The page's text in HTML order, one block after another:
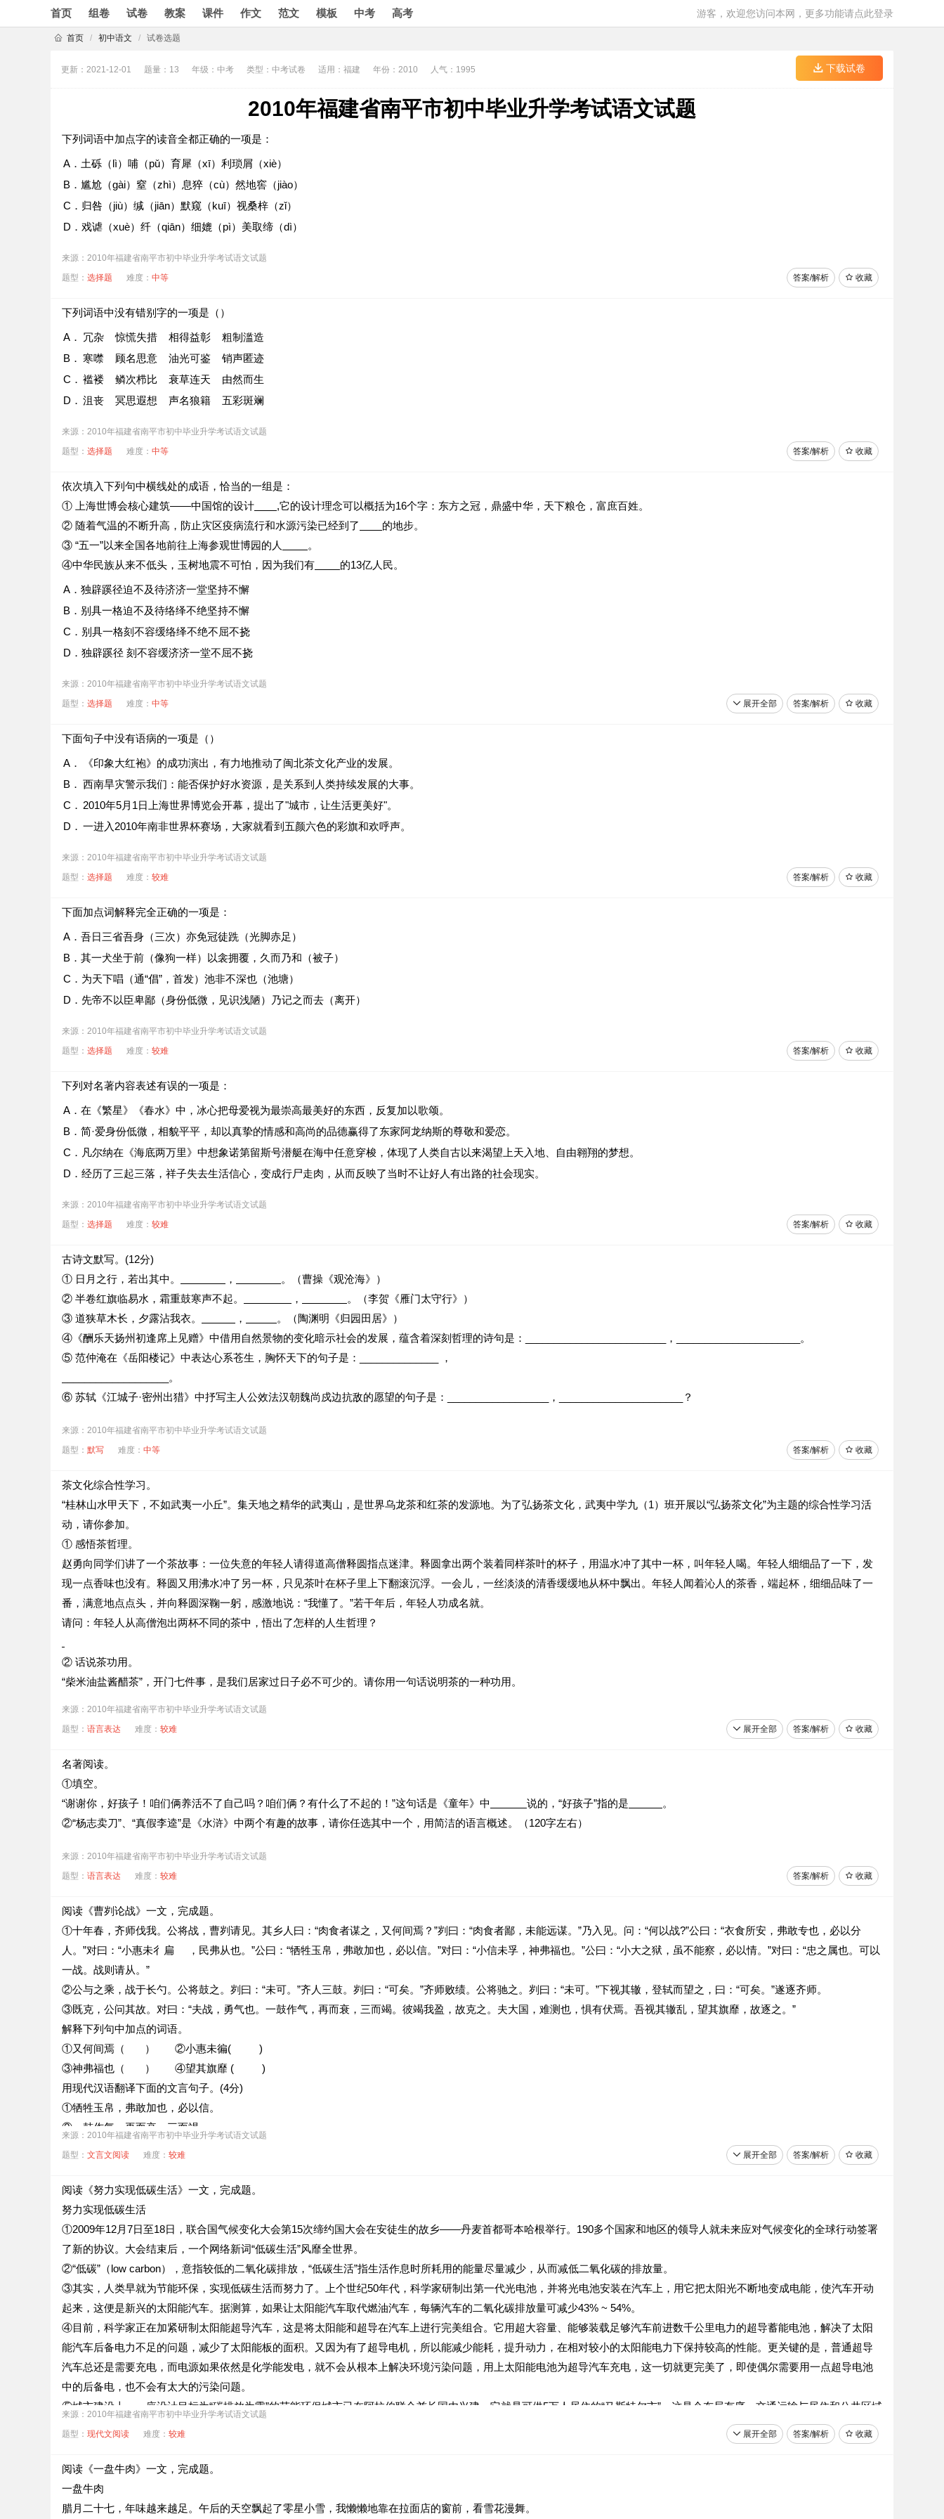
首页 组卷 试卷 教案 课件 作文 范文 模板 中考 高考 游客，欢迎您访问本网，更多功能请点此登录
首页 / 初中语文 / 试卷选题
更新：2021-12-01 题量：13 年级：中考 类型：中考试卷 适用：福建 年份：2010 人气：1995 下载试卷
2010年福建省南平市初中毕业升学考试语文试题
下列词语中加点字的读音全都正确的一项是：
A．土砾（lì）哺（pǔ）育犀（xī）利琐屑（xiè）
B．尴尬（ɡài）窒（zhì）息猝（cù）然地窖（jiào）
C．归咎（jiù）缄（jiān）默窥（kuī）视桑梓（zǐ）
D．戏谑（xuè）纤（qiān）细媲（pì）美取缔（dì）
来源：2010年福建省南平市初中毕业升学考试语文试题
题型： 选择题 难度： 中等 收藏
答案/解析
下列词语中没有错别字的一项是（ ）
A． 冗杂 惊慌失措 相得益彰 粗制滥造
B． 寒噤 顾名思意 油光可鉴 销声匿迹
C． 褴褛 鳞次栉比 衰草连天 由然而生
D． 沮丧 冥思遐想 声名狼籍 五彩斑斓
来源：2010年福建省南平市初中毕业升学考试语文试题
题型： 选择题 难度： 中等 收藏
答案/解析
依次填入下列句中横线处的成语，恰当的一组是：
① 上海世博会核心建筑——中国馆的设计
,它的设计理念可以概括为16个字：东方之冠，鼎盛中华，天下粮仓，富庶百姓。
② 随着气温的不断升高，防止灾区疫病流行和水源污染已经到了
的地步。
③ “五一”以来全国各地前往上海参观世博园的人
。
④中华民族从来不低头，玉树地震不可怕，因为我们有
的13亿人民。
A．独辟蹊径迫不及待济济一堂坚持不懈
B．别具一格迫不及待络绎不绝坚持不懈
C．别具一格刻不容缓络绎不绝不屈不挠
D．独辟蹊径 刻不容缓济济一堂不屈不挠
来源：2010年福建省南平市初中毕业升学考试语文试题
题型： 选择题 难度： 中等 收藏
答案/解析
展开全部
下面句子中没有语病的一项是（ ）
A．
《印象大红袍》的成功演出，有力地推动了闽北茶文化产业的发展。
B． 西南旱灾警示我们：能否保护好水资源，是关系到人类持续发展的大事。
C． 2010年5月1日上海世界博览会开幕，提出了"城市，让生活更美好"。
D． 一进入2010年南非世界杯赛场，大家就看到五颜六色的彩旗和欢呼声。
来源：2010年福建省南平市初中毕业升学考试语文试题
题型： 选择题 难度： 较难 收藏
答案/解析
下面加点词解释完全正确的一项是：
A．吾日三省吾身（三次）亦免冠徒跣（光脚赤足）
B．其一犬坐于前（像狗一样）以衾拥覆，久而乃和（被子）
C．为天下唱（通“倡”，首发）池非不深也（池塘）
D．先帝不以臣卑鄙（身份低微，见识浅陋）乃记之而去（离开）
来源：2010年福建省南平市初中毕业升学考试语文试题
题型： 选择题 难度： 较难 收藏
答案/解析
下列对名著内容表述有误的一项是：
A．在《繁星》《春水》中，冰心把母爱视为最崇高最美好的东西，反复加以歌颂。
B．简·爱身份低微，相貌平平，却以真挚的情感和高尚的品德赢得了东家阿龙纳斯的尊敬和爱恋。
C．凡尔纳在《海底两万里》中想象诺第留斯号潜艇在海中任意穿梭，体现了人类自古以来渴望上天入地、自由翱翔的梦想。
D．经历了三起三落，祥子失去生活信心，变成行尸走肉，从而反映了当时不让好人有出路的社会现实。
来源：2010年福建省南平市初中毕业升学考试语文试题
题型： 选择题 难度： 较难 收藏
答案/解析
古诗文默写。(12分)
① 日月之行，若出其中。
，
。（曹操《观沧海》）
② 半卷红旗临易水，霜重鼓寒声不起。
，
。（李贺《雁门太守行》）
③ 道狭草木长，夕露沾我衣。
，
。（陶渊明《归园田居》）
④《酬乐天扬州初逢席上见赠》中借用自然景物的变化暗示社会的发展，蕴含着深刻哲理的诗句是：_________________________，______________________。
⑤ 范仲淹在《岳阳楼记》中表达心系苍生，胸怀天下的句子是：______________ ，
___________________。
⑥ 苏轼《江城子·密州出猎》中抒写主人公效法汉朝魏尚戍边抗敌的愿望的句子是：__________________，______________________？
来源：2010年福建省南平市初中毕业升学考试语文试题
题型： 默写 难度： 中等 收藏
答案/解析
茶文化综合性学习。
“桂林山水甲天下，不如武夷一小丘”。集天地之精华的武夷山，是世界乌龙茶和红茶的发源地。为了弘扬茶文化，武夷中学九（1）班开展以“弘扬茶文化”为主题的综合性学习活
动，请你参加。
① 感悟茶哲理。
赵勇向同学们讲了一个茶故事：一位失意的年轻人请得道高僧释圆指点迷津。释圆拿出两个装着同样茶叶的杯子，用温水冲了其中一杯，叫年轻人喝。年轻人细细品了一下，发
现一点香味也没有。释圆又用沸水冲了另一杯，只见茶叶在杯子里上下翻滚沉浮。一会儿，一丝淡淡的清香缓缓地从杯中飘出。年轻人闻着沁人的茶香，端起杯，细细品味了一
番，满意地点点头，并向释圆深鞠一躬，感激地说：“我懂了。”若干年后，年轻人功成名就。
请问：年轻人从高僧泡出两杯不同的茶中，悟出了怎样的人生哲理？
② 话说茶功用。
“柴米油盐酱醋茶”，开门七件事，是我们居家过日子必不可少的。请你用一句话说明茶的一种功用。
茶联是中华茶文化的一部分。有些茶联意味深长，值得一读，如“看《水浒》想喝大碗酒，读《红楼》思品小盏茶”。看《水浒》为什么想喝大碗酒？读《红楼梦》为什么思品小盏
茶？请你选择其中一个问题回答。
来源：2010年福建省南平市初中毕业升学考试语文试题
题型： 语言表达 难度： 较难 收藏
答案/解析
展开全部
名著阅读。
①填空。
“谢谢你，好孩子！咱们俩养活不了自己吗？咱们俩？有什么了不起的！”这句话是《童年》中
说的，“好孩子”指的是
。
②“杨志卖刀”、“真假李逵”是《水浒》中两个有趣的故事，请你任选其中一个，用简洁的语言概述。（120字左右）
来源：2010年福建省南平市初中毕业升学考试语文试题
题型： 语言表达 难度： 较难 收藏
答案/解析
阅读《曹刿论战》一文，完成题。
①十年春，齐师伐我。公将战，曹刿请见。其乡人曰：“肉食者谋之，又何间焉？”刿曰：“肉食者鄙，未能远谋。”乃入见。问：“何以战?”公曰：“衣食所安，弗敢专也，必以分
人。”对曰：“小惠未彳扁 ，民弗从也。”公曰：“牺牲玉帛，弗敢加也，必以信。”对曰：“小信未孚，神弗福也。”公曰：“小大之狱，虽不能察，必以情。”对曰：“忠之属也。可以
一战。战则请从。”
②公与之乘，战于长勺。公将鼓之。刿曰：“未可。”齐人三鼓。刿曰：“可矣。”齐师败绩。公将驰之。刿曰：“未可。”下视其辙，登轼而望之，曰：“可矣。”遂逐齐师。
③既克，公问其故。对曰：“夫战，勇气也。一鼓作气，再而衰，三而竭。彼竭我盈，故克之。夫大国，难测也，惧有伏焉。吾视其辙乱，望其旗靡，故逐之。”
解释下列句中加点的词语。
①又何间焉（ ） ②小惠未徧( )
③神弗福也（ ） ④望其旗靡 ( )
用现代汉语翻译下面的文言句子。(4分)
①牺牲玉帛，弗敢加也，必以信。
②一鼓作气，再而衰，三而竭。
来源：2010年福建省南平市初中毕业升学考试语文试题
题型： 文言文阅读 难度： 较难 收藏
答案/解析
展开全部
阅读《努力实现低碳生活》一文，完成题。
努力实现低碳生活
①2009年12月7日至18日，联合国气候变化大会第15次缔约国大会在安徒生的故乡——丹麦首都哥本哈根举行。190多个国家和地区的领导人就未来应对气候变化的全球行动签署
了新的协议。大会结束后，一个网络新词“低碳生活”风靡全世界。
②“低碳”（low carbon），意指较低的二氧化碳排放，“低碳生活”指生活作息时所耗用的能量尽量减少，从而减低二氧化碳的排放量。
③其实，人类早就为节能环保，实现低碳生活而努力了。上个世纪50年代，科学家研制出第一代光电池，并将光电池安装在汽车上，用它把太阳光不断地变成电能，使汽车开动
起来，这便是新兴的太阳能汽车。据测算，如果让太阳能汽车取代燃油汽车，每辆汽车的二氧化碳排放量可减少43% ~ 54%。
④目前，科学家正在加紧研制太阳能超导汽车，这是将太阳能和超导在汽车上进行完美组合。它用超大容量、能够装载足够汽车前进数千公里电力的超导蓄能电池，解决了太阳
能汽车后备电力不足的问题，减少了太阳能板的面积。又因为有了超导电机，所以能减少能耗，提升动力，在相对较小的太阳能电力下保持较高的性能。更关键的是，普通超导
汽车总还是需要充电，而电源如果依然是化学能发电，就不会从根本上解决环境污染问题，用上太阳能电池为超导汽车充电，这一切就更完美了，即使偶尔需要用一点超导电池
中的后备电，也不会有太大的污染问题。
⑤城市建设上，一座设计目标为“碳排放为零”的节能环保城市已在阿拉伯联合酋长国内兴建，它就是可供5万人居住的“马斯特尔市”。这是个布局有序，交通运输与居住和公共区域
⑥建成后的“马斯特尔市”，交通活动区域全建在离地面20英尺以上的支柱上，目的是增加空气循环，减少沙漠表土的热量转换。其次是它交通运输工具很奇特：城市中有数以千计
的太空时代新颖运输工具——“个人快速运输舱”。它是一种可供4人乘坐的类似太空舱的无人驾驶电力车，这种车全部通过触摸屏和底部传感器来引导。此外，除了私人自行车和
电力车外，其他会排放废气的交通运输工具一律不许使用。
⑦城市用水的主要来源是露天和太阳能海水淡化厂，5万居民每天需要8千立方米的水。如果没有先进的水处理系统、污水再循环系统和露水收集系统，每天就需要20万立方米的
来源：2010年福建省南平市初中毕业升学考试语文试题
题型： 现代文阅读 难度： 较难 收藏
答案/解析
展开全部
阅读《一盘牛肉》一文，完成题。
一盘牛肉
腊月二十七，年味越来越足。午后的天空飘起了零星小雪，我懒懒地靠在拉面店的窗前，看雪花漫舞。